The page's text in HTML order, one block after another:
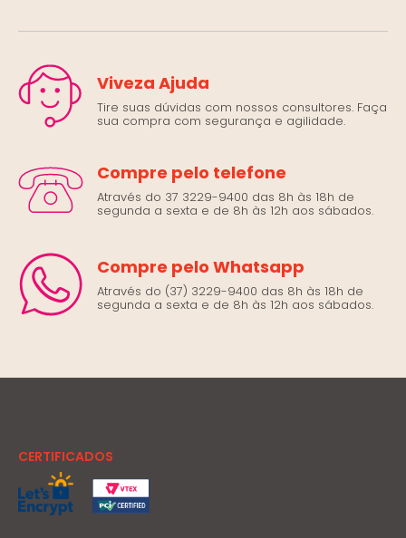
Viveza Ajuda
Tire suas dúvidas com nossos consultores. Faça
sua compra com segurança e agilidade.
Compre pelo telefone
Através do 37 3229-9400 das 8h às 18h de
segunda a sexta e de 8h às 12h aos sábados.
Compre pelo Whatsapp
Através do (37) 3229-9400 das 8h às 18h de
segunda a sexta e de 8h às 12h aos sábados.
CERTIFICADOS